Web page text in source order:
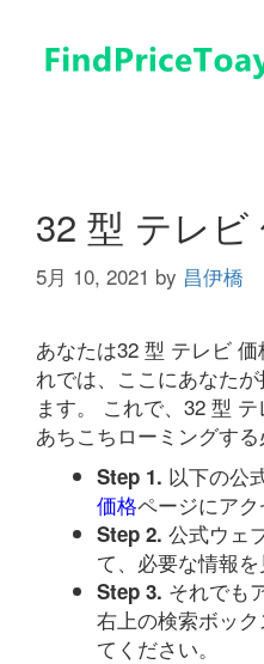
32 型 テレビ
5月 10, 2021 by 昌伊橋
あなたは32 型 テレビ
れでは、ここにあなた
ます。 これで、32 型
あちこちローミングする
Step 1. 以下の公
価格ページにアク
Step 2. 公式ウェ
て、必要な情報を
Step 3. それでも
右上の検索ボッ
てください。